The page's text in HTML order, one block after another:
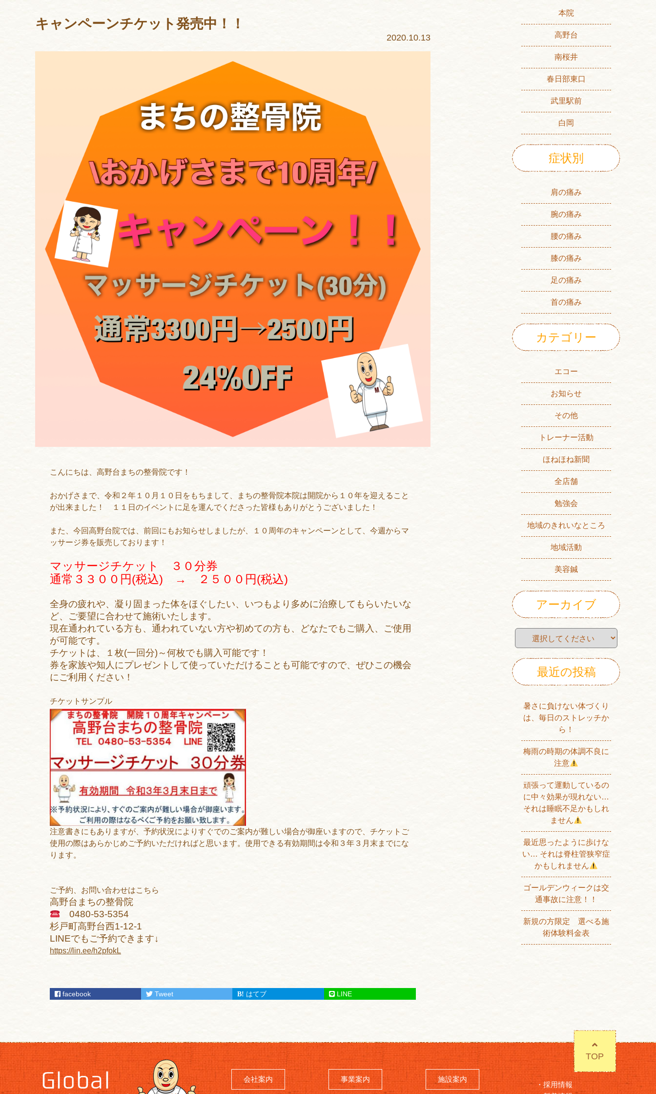
キャンペーンチケット発売中！！
2020.10.13
こんにちは、高野台まちの整骨院です！
おかげさまで、令和２年１０月１０日をもちまして、まちの整骨院本院は開院から１０年を迎えること
が出来ました！ １１日のイベントに足を運んでくださった皆様もありがとうございました！
また、今回高野台院では、前回にもお知らせしましたが、１０周年のキャンペーンとして、今週からマ
ッサージ券を販売しております！
マッサージチケット ３０分券
通常３３００円(税込) → ２５００円(税込)
全身の疲れや、凝り固まった体をほぐしたい、いつもより多めに治療してもらいたいな
ど、ご要望に合わせて施術いたします。
現在通われている方も、通われていない方や初めての方も、どなたでもご購入、ご使用
が可能です。
チケットは、１枚(一回分)～何枚でも購入可能です！
券を家族や知人にプレゼントして使っていただけることも可能ですので、ぜひこの機会
にご利用ください！
チケットサンプル
注意書きにもありますが、予約状況によりすぐでのご案内が難しい場合が御座いますので、チケットご
使用の際はあらかじめご予約いただければと思います。使用できる有効期間は令和３年３月末までにな
ります。
ご予約、お問い合わせはこちら
高野台まちの整骨院
0480-53-5354
杉戸町高野台西1-12-1
LINEでもご予約できます↓
https://lin.ee/h2pfokL
facebook Tweet はてブ LINE
本院
高野台
南桜井
春日部東口
武里駅前
白岡
症状別
肩の痛み
腕の痛み
腰の痛み
膝の痛み
足の痛み
首の痛み
カテゴリー
エコー
お知らせ
その他
トレーナー活動
ほねほね新聞
全店舗
勉強会
地域のきれいなところ
地域活動
美容鍼
アーカイブ
最近の投稿
暑さに負けない体づくり
は、毎日のストレッチか
ら！
梅雨の時期の体調不良に
注意
頑張って運動しているの
に中々効果が現れない…
それは睡眠不足かもしれ
ません
最近思ったように歩けな
い… それは脊柱管狭窄症
かもしれません
ゴールデンウィークは交
通事故に注意！！
新規の方限定 選べる施
術体験料金表
TOP
会社案内 事業案内 施設案内
採用情報